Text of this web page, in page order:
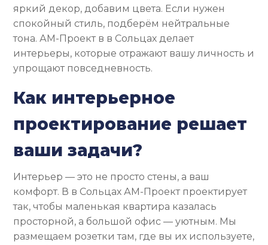
яркий декор, добавим цвета. Если нужен
спокойный стиль, подберём нейтральные
тона. АМ-Проект в в Сольцах делает
интерьеры, которые отражают вашу личность и
упрощают повседневность.
Как интерьерное
проектирование решает
ваши задачи?
Интерьер — это не просто стены, а ваш
комфорт. В в Сольцах АМ-Проект проектирует
так, чтобы маленькая квартира казалась
просторной, а большой офис — уютным. Мы
размещаем розетки там, где вы их используете,